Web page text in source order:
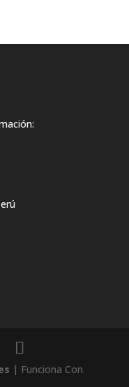
| Funciona Con